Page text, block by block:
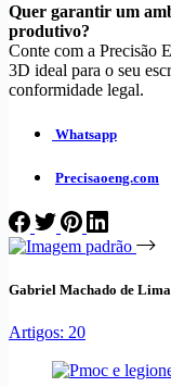
Quer garantir um
produtivo?
Conte com a Precisão
3D ideal para o seu
conformidade legal.
Whatsapp
Precisaoeng.com
Gabriel Machado de Lima
Artigos: 20